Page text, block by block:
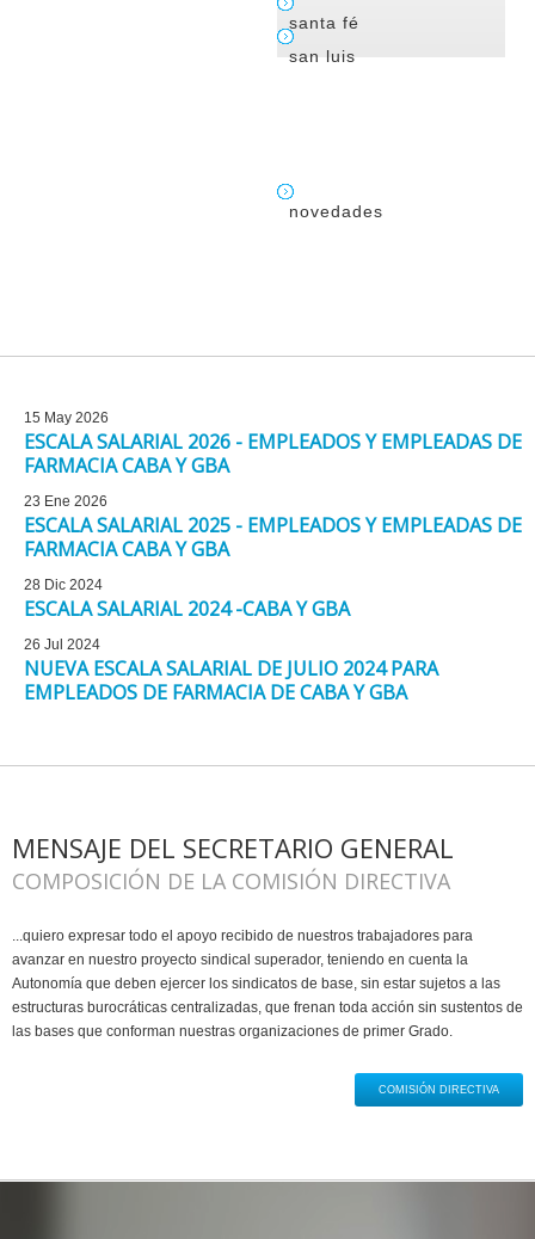
santa fé
san luis
novedades
15 May 2026
ESCALA SALARIAL 2026 - EMPLEADOS Y EMPLEADAS DE
FARMACIA CABA Y GBA
23 Ene 2026
ESCALA SALARIAL 2025 - EMPLEADOS Y EMPLEADAS DE
FARMACIA CABA Y GBA
28 Dic 2024
ESCALA SALARIAL 2024 -CABA Y GBA
26 Jul 2024
NUEVA ESCALA SALARIAL DE JULIO 2024 PARA
EMPLEADOS DE FARMACIA DE CABA Y GBA
MENSAJE DEL SECRETARIO GENERAL
COMPOSICIÓN DE LA COMISIÓN DIRECTIVA
...quiero expresar todo el apoyo recibido de nuestros trabajadores para
avanzar en nuestro proyecto sindical superador, teniendo en cuenta la
Autonomía que deben ejercer los sindicatos de base, sin estar sujetos a las
estructuras burocráticas centralizadas, que frenan toda acción sin sustentos de
las bases que conforman nuestras organizaciones de primer Grado.
COMISIÓN DIRECTIVA